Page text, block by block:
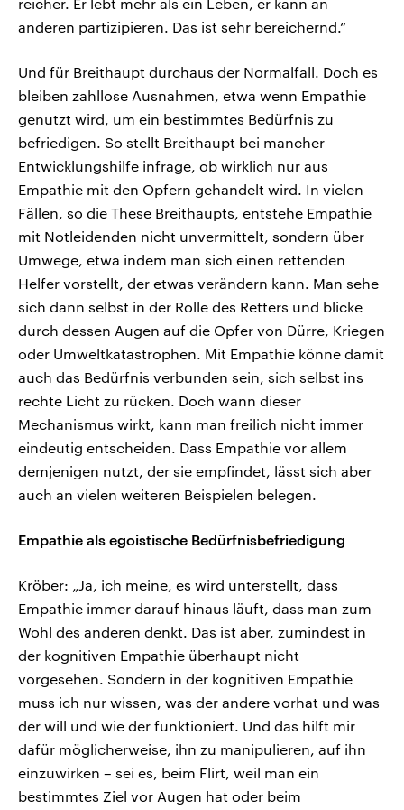
reicher. Er lebt mehr als ein Leben, er kann an
anderen partizipieren. Das ist sehr bereichernd.“
Und für Breithaupt durchaus der Normalfall. Doch es
bleiben zahllose Ausnahmen, etwa wenn Empathie
genutzt wird, um ein bestimmtes Bedürfnis zu
befriedigen. So stellt Breithaupt bei mancher
Entwicklungshilfe infrage, ob wirklich nur aus
Empathie mit den Opfern gehandelt wird. In vielen
Fällen, so die These Breithaupts, entstehe Empathie
mit Notleidenden nicht unvermittelt, sondern über
Umwege, etwa indem man sich einen rettenden
Helfer vorstellt, der etwas verändern kann. Man sehe
sich dann selbst in der Rolle des Retters und blicke
durch dessen Augen auf die Opfer von Dürre, Kriegen
oder Umweltkatastrophen. Mit Empathie könne damit
auch das Bedürfnis verbunden sein, sich selbst ins
rechte Licht zu rücken. Doch wann dieser
Mechanismus wirkt, kann man freilich nicht immer
eindeutig entscheiden. Dass Empathie vor allem
demjenigen nutzt, der sie empfindet, lässt sich aber
auch an vielen weiteren Beispielen belegen.
Empathie als egoistische Bedürfnisbefriedigung
Kröber: „Ja, ich meine, es wird unterstellt, dass
Empathie immer darauf hinaus läuft, dass man zum
Wohl des anderen denkt. Das ist aber, zumindest in
der kognitiven Empathie überhaupt nicht
vorgesehen. Sondern in der kognitiven Empathie
muss ich nur wissen, was der andere vorhat und was
der will und wie der funktioniert. Und das hilft mir
dafür möglicherweise, ihn zu manipulieren, auf ihn
einzuwirken – sei es, beim Flirt, weil man ein
bestimmtes Ziel vor Augen hat oder beim